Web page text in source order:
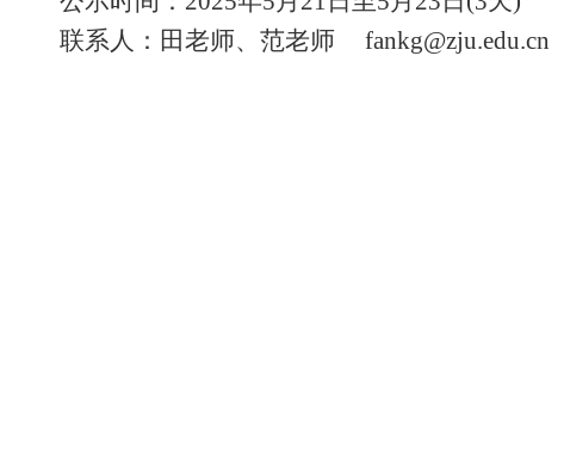
联系人：田老师、范老师
fankg@zju.edu.cn